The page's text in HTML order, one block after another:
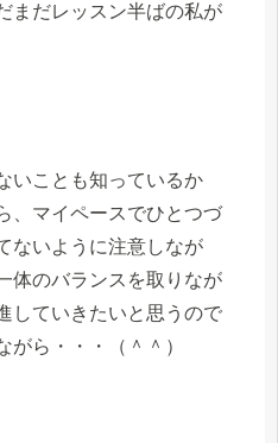
まだレッスン半ばの私が
いことも知っているか
、マイペースでひとつづ
ないように注意しなが
体のバランスを取りなが
していきたいと思うので
がら・・・（＾＾）